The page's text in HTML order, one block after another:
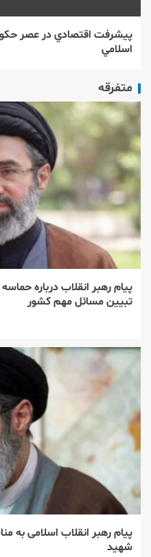
پيشرفت اقتصادي در عصر
اسلامي
متفرقه
پیام رهبر انقلاب درباره
تبیین مسائل مهم کشور
پیام رهبر انقلاب اسلامی به
شهید